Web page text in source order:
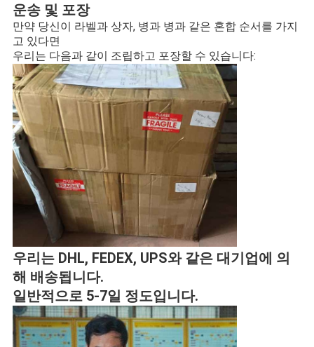
운송 및 포장
만약 당신이 라벨과 상자, 병과 병과 같은 혼합 순서를 가지
고 있다면
우리는 다음과 같이 조립하고 포장할 수 있습니다:
우리는 DHL, FEDEX, UPS와 같은 대기업에 의
해 배송됩니다.
일반적으로 5-7일 정도입니다.